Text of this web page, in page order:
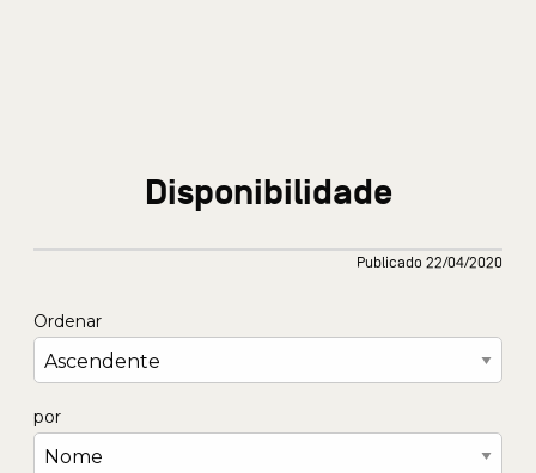
Disponibilidade
Publicado 22/04/2020
Ordenar
por